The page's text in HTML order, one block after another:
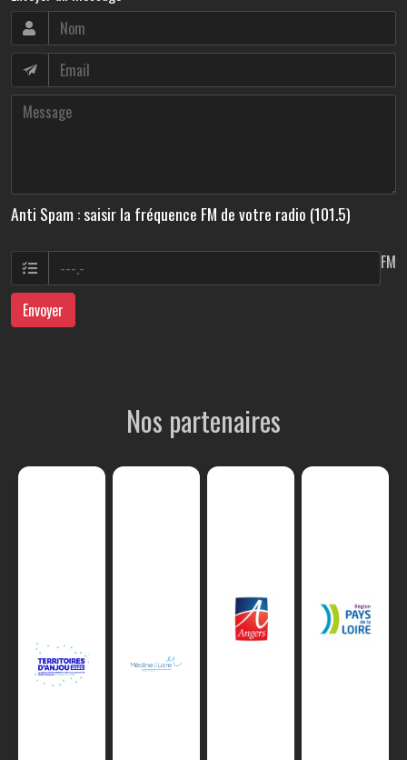
Anti Spam : saisir la fréquence FM de votre radio (101.5)
FM
Envoyer
Nos partenaires